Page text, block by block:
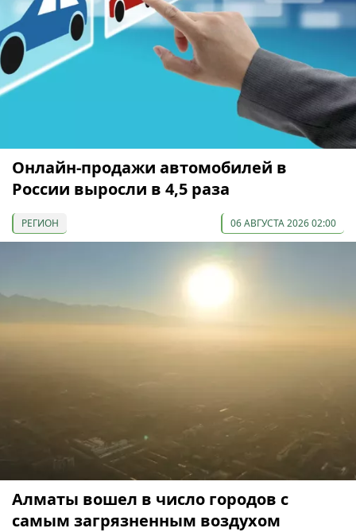
Онлайн-продажи автомобилей в
России выросли в 4,5 раза
РЕГИОН 06 АВГУСТА 2026 02:00
Алматы вошел в число городов с
самым загрязненным воздухом